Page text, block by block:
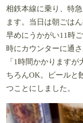
相鉄本線に乗り、特
ます。当日は朝ごは
早めにうかがい11時
時にカウンターに通
「1時間かかります
ちろんOK。ビールと
つことにしました。